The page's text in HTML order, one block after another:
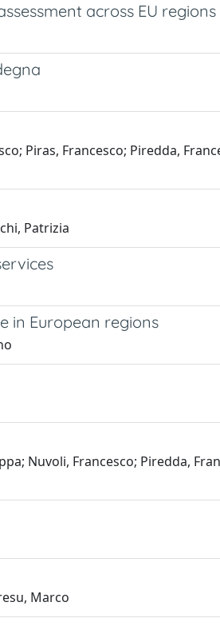
across EU regions
Piras, Francesco; Piredda,
Patrizia
in European regions
Nuvoli, Francesco; Piredda,
Marco